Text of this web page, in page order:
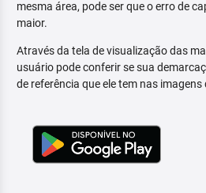
mesma área, pode ser que o erro de
maior.
Através da tela de visualização das
usuário pode conferir se sua
de referência que ele tem nas imagens